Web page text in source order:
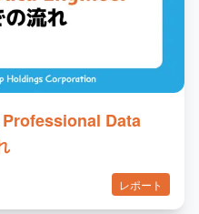
Data
レポート